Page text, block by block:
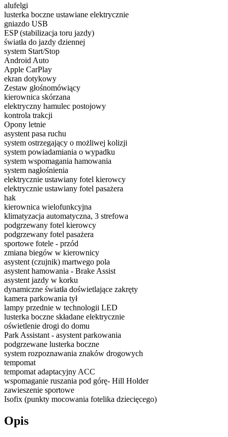
alufelgi
lusterka boczne ustawiane elektrycznie
gniazdo USB
ESP (stabilizacja toru jazdy)
światła do jazdy dziennej
system Start/Stop
Android Auto
Apple CarPlay
ekran dotykowy
Zestaw głośnomówiący
kierownica skórzana
elektryczny hamulec postojowy
kontrola trakcji
Opony letnie
asystent pasa ruchu
system ostrzegający o możliwej kolizji
system powiadamiania o wypadku
system wspomagania hamowania
system nagłośnienia
elektrycznie ustawiany fotel kierowcy
elektrycznie ustawiany fotel pasażera
hak
kierownica wielofunkcyjna
klimatyzacja automatyczna, 3 strefowa
podgrzewany fotel kierowcy
podgrzewany fotel pasażera
sportowe fotele - przód
zmiana biegów w kierownicy
asystent (czujnik) martwego pola
asystent hamowania - Brake Assist
asystent jazdy w korku
dynamiczne światła doświetlające zakręty
kamera parkowania tył
lampy przednie w technologii LED
lusterka boczne składane elektrycznie
oświetlenie drogi do domu
Park Assistant - asystent parkowania
podgrzewane lusterka boczne
system rozpoznawania znaków drogowych
tempomat
tempomat adaptacyjny ACC
wspomaganie ruszania pod górę- Hill Holder
zawieszenie sportowe
Isofix (punkty mocowania fotelika dziecięcego)
Opis